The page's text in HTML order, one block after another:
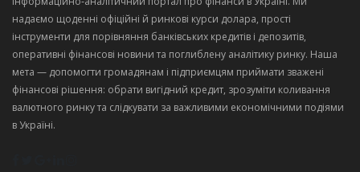
надаємо щоденні офіційні й ринкові курси долара, прості
інструменти для порівняння банківських кредитів і депозитів,
оперативні фінансові новини та поглиблену аналітику ринку. Наша
мета — допомогти громадянам і підприємцям приймати зважені
фінансові рішення: обрати вигідний кредит, зрозуміти коливання
валютного ринку та слідкувати за важливими економічними подіями
в Україні.